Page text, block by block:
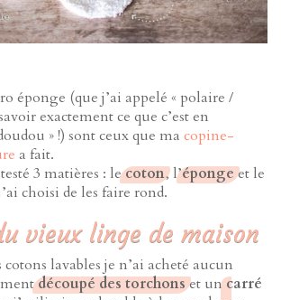
éponge (que j’ai appelé « polaire /
exactement ce que c’est en
» !) sont ceux que ma copine-
a fait.
3 matières : lecoton, l’épongeet le
choisi de les faire rond.
vieux linge de maison
lavables je n’ai acheté aucun
découpé des torchonset uncarré